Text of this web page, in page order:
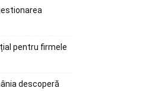
pentru firmele
descoperă